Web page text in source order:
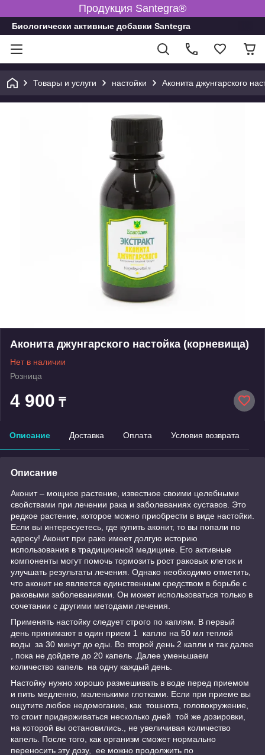
Продукция Santegra®
Биологически активные добавки Santegra
Товары и услуги настойки Аконита джунгарского
Аконита джунгарского настойка (корневища)
Нет в наличии
Розница
4 900 ₸
Описание Доставка Оплата Условия возврата
Описание
Аконит – мощное растение, известное своими целебными
свойствами при лечении рака и заболеваниях суставов. Это
редкое растение, которое можно приобрести в виде настойки.
Если вы интересуетесь, где купить аконит, то вы попали по
адресу! Аконит при раке имеет долгую историю
использования в традиционной медицине. Его активные
компоненты могут помочь тормозить рост раковых клеток и
улучшать результаты лечения. Однако необходимо отметить,
что аконит не является единственным средством в борьбе с
раковыми заболеваниями. Он может использоваться только в
сочетании с другими методами лечения.
Применять настойку следует строго по каплям. В первый
день принимают в один прием 1 каплю на 50 мл теплой
воды за 30 минут до еды. Во второй день 2 капли и так далее
, пока не дойдете до 20 капель .Далее уменьшаем
количество капель на одну каждый день.
Настойку нужно хорошо размешивать в воде перед приемом
и пить медленно, маленькими глотками. Если при приеме вы
ощутите любое недомогание, как тошнота, головокружение,
то стоит придерживаться несколько дней той же дозировки,
на которой вы остановились., не увеличивая количество
капель. После того, как организм сможет нормально
переносить эту дозу, ее можно продолжить по